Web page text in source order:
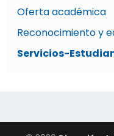
Oferta académica
Reconocimiento y
Servicios-